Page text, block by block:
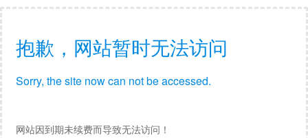
抱歉，网站暂时无法访问
Sorry, the site now can not be accessed.
网站因到期未续费而导致无法访问！